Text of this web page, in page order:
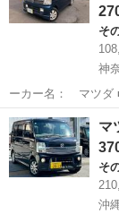
そ
神
ーカー名： マツ
名： ＰＺターボ
神奈川 相模原市
マ
そ
沖